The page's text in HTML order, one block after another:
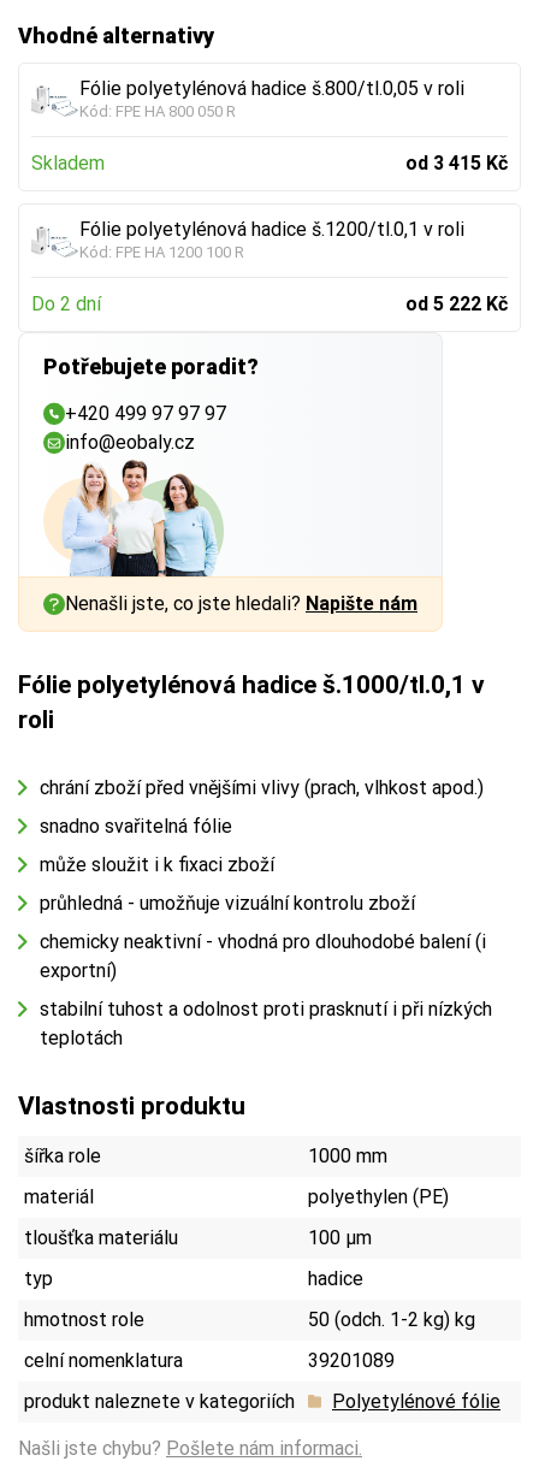
Vhodné alternativy
Fólie polyetylénová hadice š.800/tl.0,05 v roli
Kód: FPE HA 800 050 R
Skladem od 3 415 Kč
Fólie polyetylénová hadice š.1200/tl.0,1 v roli
Kód: FPE HA 1200 100 R
Do 2 dní od 5 222 Kč
Potřebujete poradit?
+420 499 97 97 97
info@eobaly.cz
Nenašli jste, co jste hledali? Napište nám
Fólie polyetylénová hadice š.1000/tl.0,1 v
roli
chrání zboží před vnějšími vlivy (prach, vlhkost apod.)
snadno svařitelná fólie
může sloužit i k fixaci zboží
průhledná - umožňuje vizuální kontrolu zboží
chemicky neaktivní - vhodná pro dlouhodobé balení (i
exportní)
stabilní tuhost a odolnost proti prasknutí i při nízkých
teplotách
Vlastnosti produktu
šířka role
1000 mm
materiál
polyethylen (PE)
tloušťka materiálu
100 µm
typ
hadice
hmotnost role
50 (odch. 1-2 kg) kg
celní nomenklatura
39201089
produkt naleznete v kategoriích
Polyetylénové fólie
Našli jste chybu? Pošlete nám informaci.